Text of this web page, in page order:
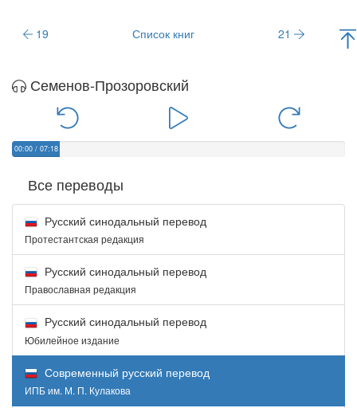
19 Список книг 21
Семенов-Прозоровский
00:00 / 07:18
Все переводы
Русский синодальный перевод
Протестантская редакция
Русский синодальный перевод
Православная редакция
Русский синодальный перевод
Юбилейное издание
Современный русский перевод
ИПБ им. М. П. Кулакова